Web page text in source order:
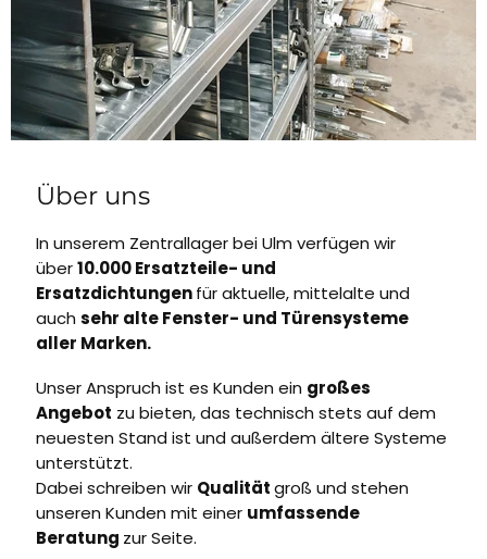
Über uns
In unserem Zentrallager bei Ulm verfügen wir
über10.000 Ersatzteile- und
Ersatzdichtungenfür aktuelle, mittelalte und
auch sehr alte Fenster- und Türensysteme
aller Marken.
Unser Anspruch ist es Kunden ein großes
Angebot zu bieten, das technisch stets auf dem
neuesten Stand ist und außerdem ältere Systeme
unterstützt.
Dabei schreiben wir Qualitätgroß und stehen
unseren Kunden mit einer umfassende
Beratung zur Seite.